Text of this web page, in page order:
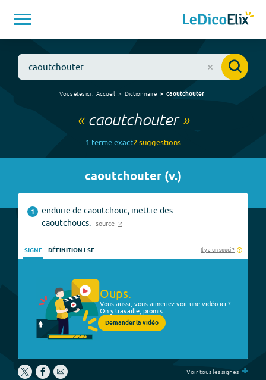
Vous êtes ici : Accueil Dictionnaire caoutchouter
« caoutchouter»
1 termeexact2 suggestions
caoutchouter(v.)
1
enduire de caoutchouc; mettre des
caoutchoucs.
source
SIGNE DÉFINITION LSF Il y a un souci ?
Oups.
Vous aussi, vous aimeriez voir une vidéo ici ?
On y travaille, promis.
Demander la vidéo
Voir tous les signes +